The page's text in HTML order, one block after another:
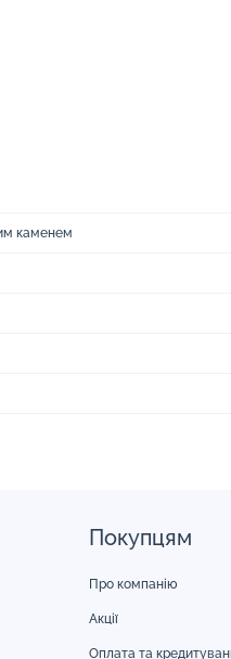
каменем
Покупцям
Про компанію
Акції
Оплата та